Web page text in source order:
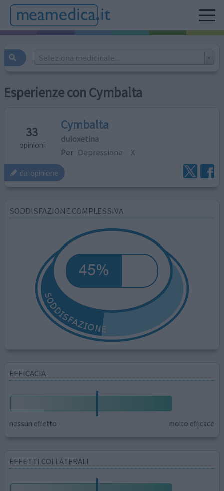
Seleziona medicinale...
Esperienze con Cymbalta
33
opinioni
Cymbalta
duloxetina
Per Depressione X
dai opinione
SODDISFAZIONE COMPLESSIVA
EFFICACIA
nessun effetto molto efficace
EFFETTI COLLATERALI